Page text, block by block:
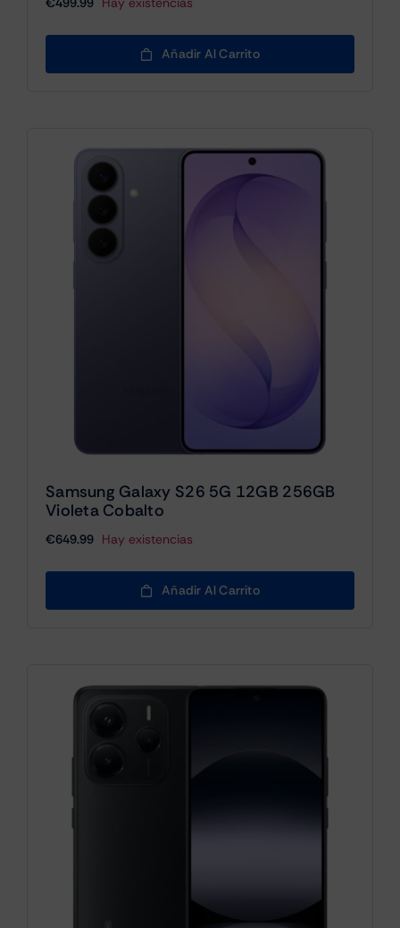
Añadir Al Carrito
Samsung Galaxy S26 5G 12GB 256GB
Violeta Cobalto
€649.99 Hay existencias
Añadir Al Carrito